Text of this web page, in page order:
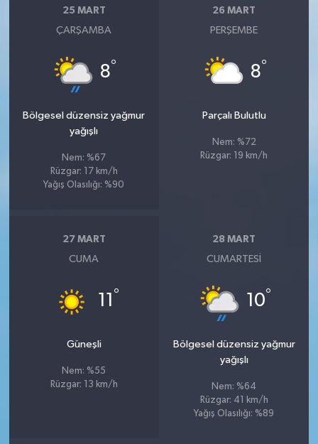
25 MART
ÇARŞAMBA
8°
Bölgesel düzensiz yağmur
yağışlı
Nem: %67
Rüzgar: 17 km/h
Yağış Olasılığı: %90
26 MART
PERŞEMBE
8°
Parçalı Bulutlu
Nem: %72
Rüzgar: 19 km/h
27 MART
CUMA
11 °
Güneşli
Nem: %55
Rüzgar: 13 km/h
28 MART
CUMARTESI
10°
Bölgesel düzensiz yağmur
yağışlı
Nem: %64
Rüzgar: 41 km/h
Yağış Olasılığı: %89